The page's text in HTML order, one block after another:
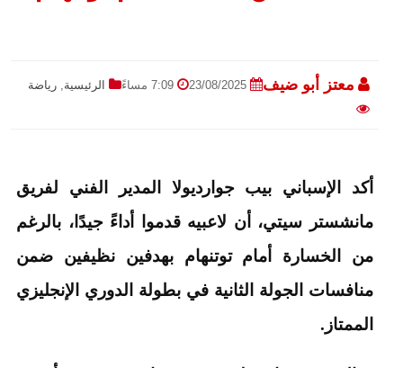
معتز أبو ضيف 23/08/2025 7:09 مساءً الرئيسية ,رياضة
أكد الإسباني بيب جوارديولا المدير الفني لفريق
مانشستر سيتي، أن لاعبيه قدموا أداءً جيدًا، بالرغم
من الخسارة أمام توتنهام بهدفين نظيفين ضمن
منافسات الجولة الثانية في بطولة الدوري الإنجليزي
الممتاز.